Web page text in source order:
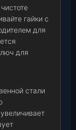
гайки с
для
для
стали